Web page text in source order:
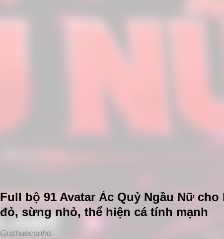
Full bộ 91 Avatar Ác Quỷ Ngầu Nữ
đỏ, sừng nhỏ, thể hiện cá tính mạnh
Giathuecanho